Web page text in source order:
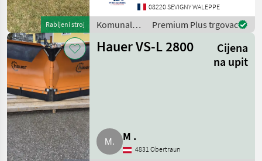
Rabljeni stroj
oprema i vozila Kosilice za
nagibe
08220 SEVIGNY WALEPPE
Komunalna
vozila /
Premium Plus trgovac
Hauer VS-L 2800
Cijena
na upit
M .
4831 Obertraun